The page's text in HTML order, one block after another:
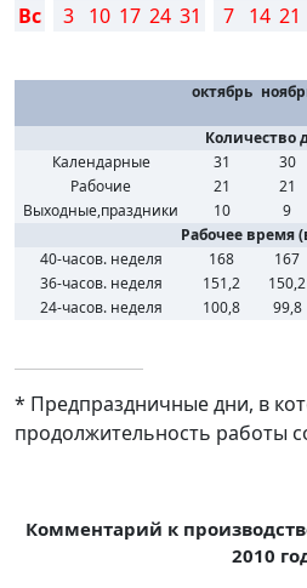
Вс
3 10 17 24 31 7 14 21
октябрь
Количество
Календарные
31 30
Рабочие
21 21
Выходные,праздники
10 9
Рабочее время
40-часов. неделя
168 167
36-часов. неделя
151,2 150,2
24-часов. неделя
100,8 99,8
* Предпраздничные дни, в
продолжительность работы
Комментарий к
2010